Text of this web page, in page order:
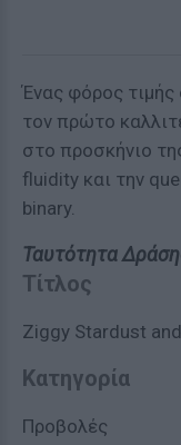
Ένας φόρος τιμής
τον πρώτο
στο προσκήνιο
fluidity και την
binary.
Ταυτότητα
Τίτλος
Ziggy Stardust
Κατηγορία
Προβολές